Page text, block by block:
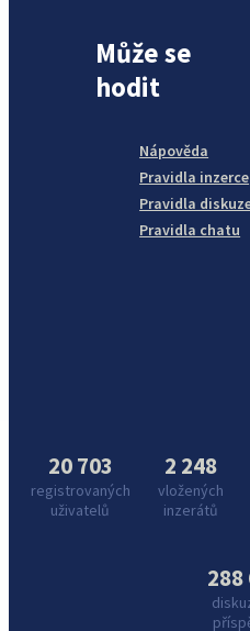
Může se
hodit
Nápověda
Pravidla inzerce
Pravidla
Pravidla chatu
20 703
registrovaných
uživatelů
2 248
vložených
inzerátů
288